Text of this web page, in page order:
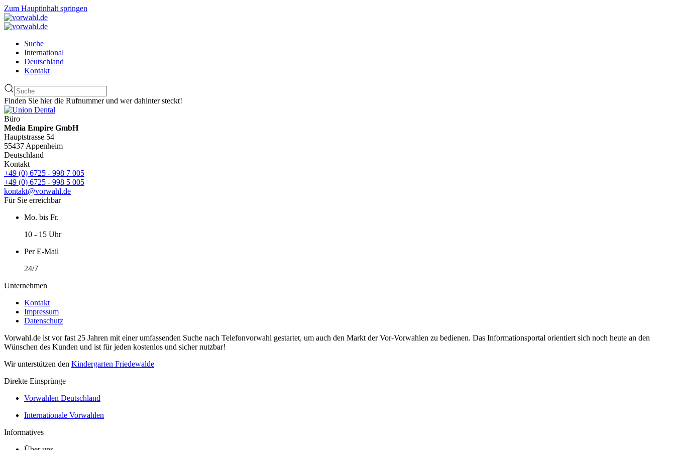
Zum Hauptinhalt springen
Suche
International
Deutschland
Kontakt
Finden Sie hier die Rufnummer und wer dahinter steckt!
Büro
Media Empire GmbH
Hauptstrasse 54
55437 Appenheim
Deutschland
Kontakt
+49 (0) 6725 - 998 7 005
+49 (0) 6725 - 998 5 005
kontakt@vorwahl.de
Für Sie erreichbar
Mo. bis Fr.
10 - 15 Uhr
Per E-Mail
24/7
Unternehmen
Kontakt
Impressum
Datenschutz
Vorwahl.de ist vor fast 25 Jahren mit einer umfassenden Suche nach Telefonvorwahl gestartet, um auch den Markt der Vor-Vorwahlen zu bedienen. Das Informationsportal orientiert sich noch heute an den
Wünschen des Kunden und ist für jeden kostenlos und sicher nutzbar!
Wir unterstützen den Kindergarten Friedewalde
Direkte Einsprünge
Vorwahlen Deutschland
Internationale Vorwahlen
Informatives